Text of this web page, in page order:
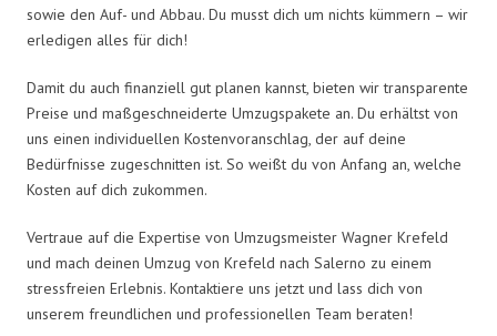
sowie den Auf- und Abbau. Du musst dich um nichts kümmern – wir
erledigen alles für dich!
Damit du auch finanziell gut planen kannst, bieten wir transparente
Preise und maßgeschneiderte Umzugspakete an. Du erhältst von
uns einen individuellen Kostenvoranschlag, der auf deine
Bedürfnisse zugeschnitten ist. So weißt du von Anfang an, welche
Kosten auf dich zukommen.
Vertraue auf die Expertise von Umzugsmeister Wagner Krefeld
und mach deinen Umzug von Krefeld nach Salerno zu einem
stressfreien Erlebnis. Kontaktiere uns jetzt und lass dich von
unserem freundlichen und professionellen Team beraten!